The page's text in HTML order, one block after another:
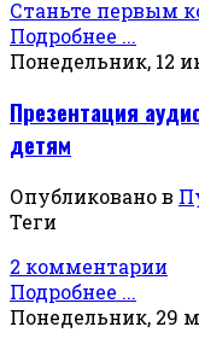
Станьте первым
Подробнее ...
Понедельник, 12
Презентация
детям
Опубликовано в
Теги
2 комментарии
Подробнее ...
Понедельник, 29